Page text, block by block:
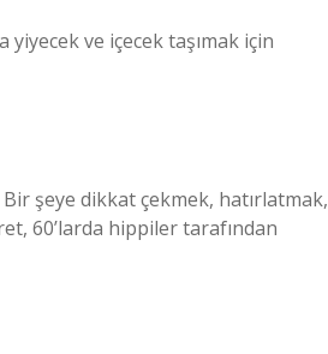
ve içecek taşımak için
şeye dikkat çekmek, hatırlatmak,
60’larda hippiler tarafından